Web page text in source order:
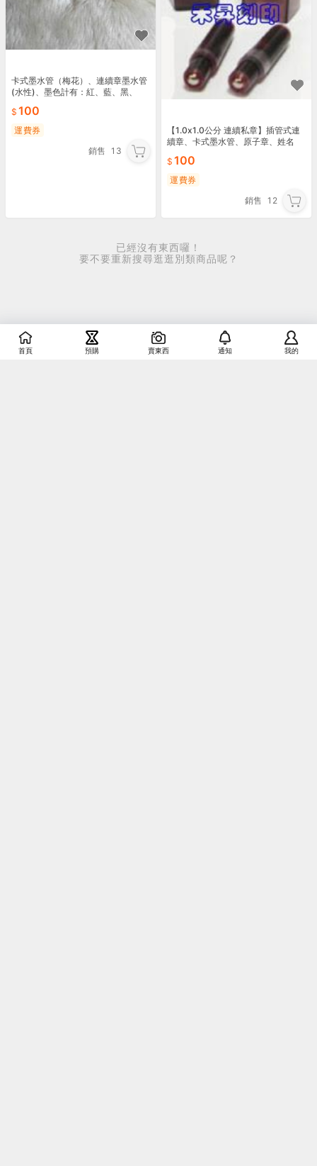
卡式墨水管（梅花）、連續章墨水管
(水性)、墨色計有：紅、藍、黑、
（買10送1）11支賣
100
運費券
銷售 13
【1.0x1.0公分 連續私章】插管式連
續章、卡式墨水管、原子章、姓名
每顆特價100元
100
運費券
銷售 12
已經沒有東西囉！
要不要重新搜尋逛逛別類商品呢？
首頁 預購 賣東西 通知 我的